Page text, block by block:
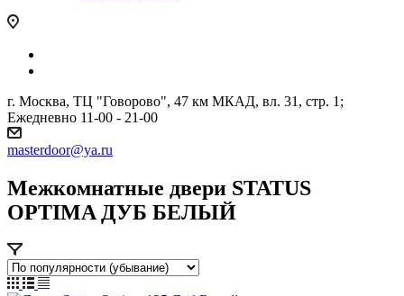
г. Москва, ТЦ "Говорово", 47 км МКАД, вл. 31, стр. 1;
Ежедневно 11-00 - 21-00
masterdoor@ya.ru
Межкомнатные двери STATUS
OPTIMA ДУБ БЕЛЫЙ